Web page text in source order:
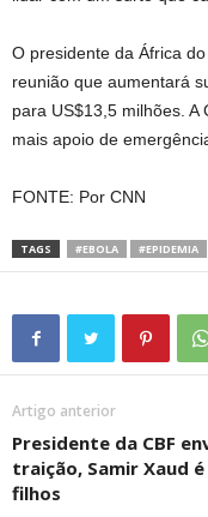
O presidente da África
reunião que aumentará
para US$13,5 milhões.
mais apoio de
FONTE: Por CNN
TAGS #EBOLA #EPIDEMIA
Artigo anterior
Presidente da CBF
traição, Samir Xaud
filhos